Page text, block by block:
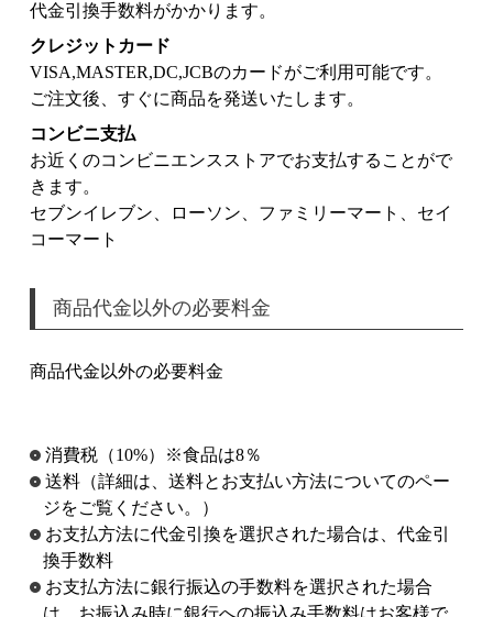
代金引換手数料がかかります。
クレジットカード
VISA,MASTER,DC,JCBのカードがご利用可能です。
ご注文後、すぐに商品を発送いたします。
コンビニ支払
お近くのコンビニエンスストアでお支払することがで
きます。
セブンイレブン、ローソン、ファミリーマート、セイ
コーマート
商品代金以外の必要料金
商品代金以外の必要料金
消費税（10%）※食品は8％
送料（詳細は、送料とお支払い方法についてのペー
ジをご覧ください。）
お支払方法に代金引換を選択された場合は、代金引
換手数料
お支払方法に銀行振込の手数料を選択された場合